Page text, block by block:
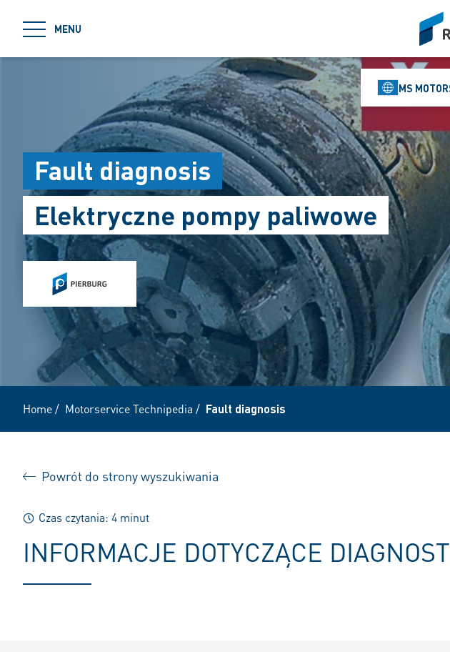
MENU
siteLogo
MS
Fault diagnosis
Elektryczne pompy paliwowe
Home/ Motorservice Technipedia / Fault diagnosis
Powrót do strony wyszukiwania
Czas czytania: 4 minut
INFORMACJE DOTYCZĄCE